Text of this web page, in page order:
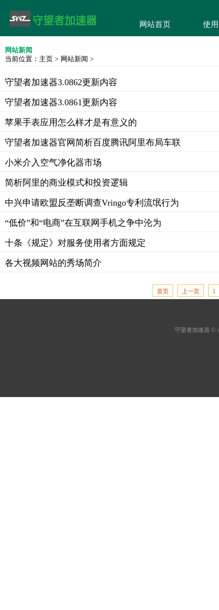
网站首页 使
网站新闻
当前位置： 主页 > 网站新闻 >
守望者加速器3.0862更新内容
守望者加速器3.0861更新内容
苹果手表应用怎么样才是有意义的
守望者加速器官网简析百度腾讯阿里布局车联
小米介入空气净化器市场
简析阿里的商业模式和投资逻辑
中兴申请欧盟反垄断调查Vringo专利流氓行为
“低价”和“电商”在互联网手机之争中沦为
十条《规定》对服务使用者方面规定
各大视频网站的秀场简介
首页 上一页 1
守望者加速器 ©